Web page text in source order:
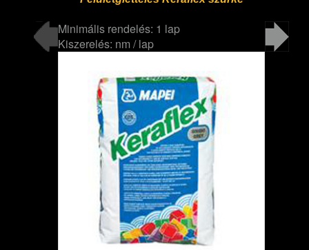
Minimális rendelés: 1 lap
Kiszerelés: nm / lap